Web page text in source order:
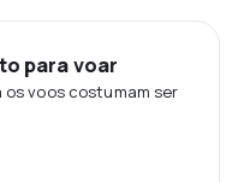
para voar
os voos costumam ser